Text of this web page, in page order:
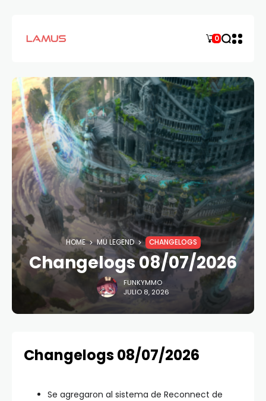
0
HOME MU LEGEND CHANGELOGS
Changelogs 08/07/2026
FUNKYMMO
JULIO 8, 2026
Changelogs 08/07/2026
Se agregaron al sistema de Reconnect de